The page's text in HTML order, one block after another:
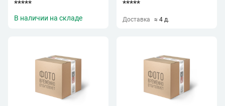
*****
В наличии на складе
*****
Доставка ≈ 4 д.